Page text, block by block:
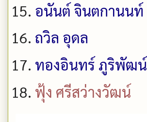
อนันต์ จินตกานนท์
ถวิล อุดล
ทองอินทร์ ภูริพัฒน์
ฟุ้ง ศรีสว่างวัฒน์